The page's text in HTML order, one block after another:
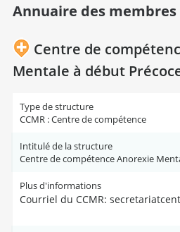
Annuaire des
Centre de
Mentale à début
Type de structure
CCMR : Centre de compétence
Intitulé de la structure
Centre de compétence Anorexie
Plus d'informations
Courriel du CCMR: